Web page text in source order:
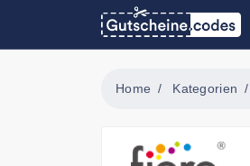
Home Kategorien